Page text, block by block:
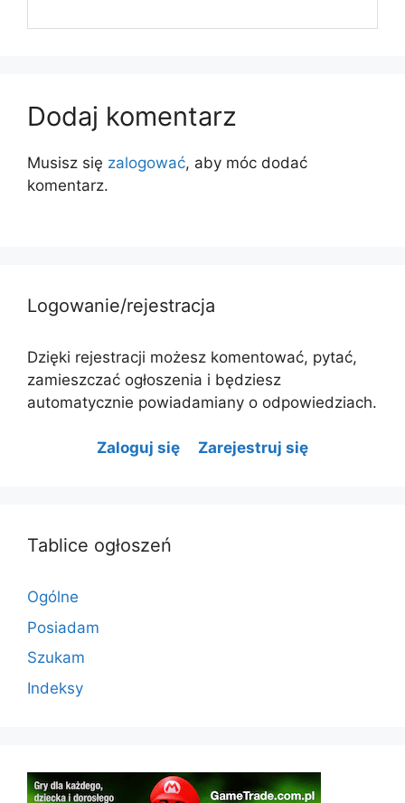
Dodaj komentarz
Musisz się zalogować, aby móc dodać
komentarz.
Logowanie/rejestracja
Dzięki rejestracji możesz komentować, pytać,
zamieszczać ogłoszenia i będziesz
automatycznie powiadamiany o odpowiedziach.
Zaloguj się Zarejestruj się
Tablice ogłoszeń
Ogólne
Posiadam
Szukam
Indeksy